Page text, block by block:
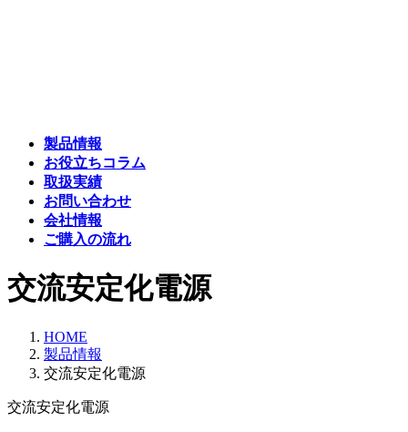
製品情報
お役立ちコラム
取扱実績
お問い合わせ
会社情報
ご購入の流れ
交流安定化電源
HOME
製品情報
交流安定化電源
交流安定化電源